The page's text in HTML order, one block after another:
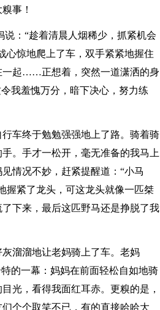
事！
：“趁着清晨人烟稀少，抓紧机会
心惊地爬上了车，双手紧紧地握住
一起……正想着，突然一道潇洒的身
我羞愧万分，暗下决心，努力练
车终于勉勉强强地上了路。骑着骑
。手才一松开，毫无准备的我马上
情况不妙，赶紧提醒道：“小马
握紧了龙头，可这龙头就像一匹桀
下来，最后这匹野马还是挣脱了我
溜溜地让老妈骑上了车。老妈
的一幕：妈妈在前面轻松自如地骑
光，看得我面红耳赤。更糗的是，
个个取笑不已，有的直接哈哈大